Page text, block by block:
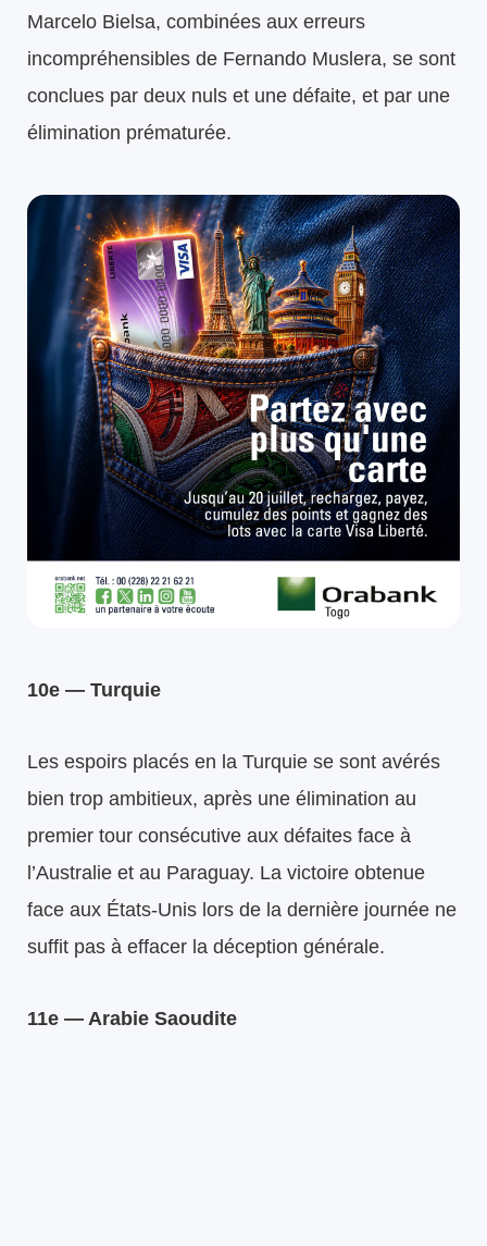
Marcelo Bielsa, combinées aux erreurs
incompréhensibles de Fernando Muslera, se sont
conclues par deux nuls et une défaite, et par une
élimination prématurée.
10e — Turquie
Les espoirs placés en la Turquie se sont avérés
bien trop ambitieux, après une élimination au
premier tour consécutive aux défaites face à
l’Australie et au Paraguay. La victoire obtenue
face aux États-Unis lors de la dernière journée ne
suffit pas à effacer la déception générale.
11e — Arabie Saoudite